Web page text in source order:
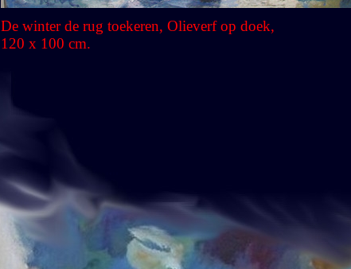
De winter de rug toekeren, Olieverf op doek,
120 x 100 cm.